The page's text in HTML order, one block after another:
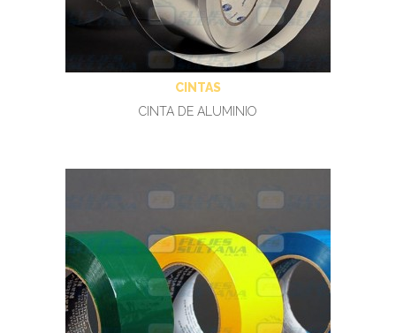
CINTAS
CINTA DE ALUMINIO